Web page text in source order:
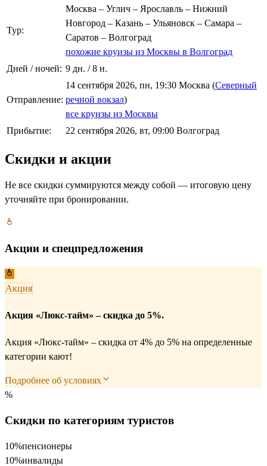
Тур:
Москва – Углич – Ярославль – Нижний
Новгород – Казань – Ульяновск – Самара –
Саратов – Волгоград
похожие круизы из Москвы в Волгоград
Дней / ночей: 9 дн. / 8 н.
Отправление:
14 сентября 2026, пн, 19:30 Москва (Северный
речной вокзал)
все круизы из Москвы
Прибытие:
22 сентября 2026, вт, 09:00 Волгоград
Скидки и акции
Не все скидки суммируются между собой — итоговую цену
уточняйте при бронировании.
Акции и спецпредложения
Акция
Акция «Люкс-тайм» – скидка до 5%.
Акция «Люкс-тайм» – скидка от 4% до 5% на определенные
категории кают!
Подробнее об условиях
%
Скидки по категориям туристов
10%пенсионеры
10%инвалиды